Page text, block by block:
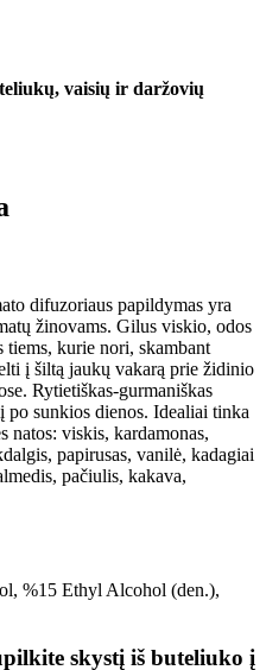
vaisių ir daržovių
difuzoriaus papildymas yra
žinovams. Gilus viskio, odos
kurie nori, skambant
į šiltą jaukų vakarą prie židinio
Rytietiškas-gurmaniškas
po sunkios dienos. Idealiai tinka
natos: viskis, kardamonas,
papirusas, vanilė, kadagiai
pačiulis, kakava,
%15 Ethyl Alcohol (den.),
skystį iš buteliuko į